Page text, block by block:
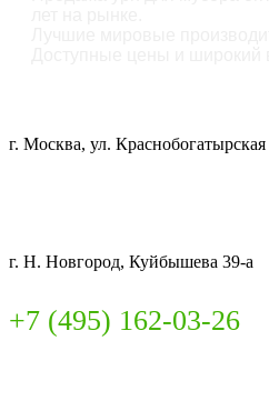
г. Москва, ул.
г. Н. Новгород, Куйбышева 39-а
+7 (495) 162-03-26